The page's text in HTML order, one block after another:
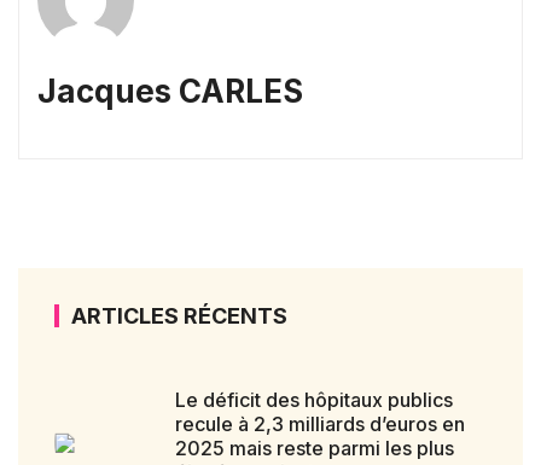
Jacques CARLES
ARTICLES RÉCENTS
Le déficit des hôpitaux publics
recule à 2,3 milliards d’euros en
2025 mais reste parmi les plus